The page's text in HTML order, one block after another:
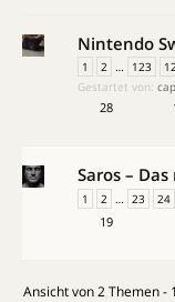
Nintendo
1 2 … 123
Gestartet von:
28
Saros –
1 2 … 23 24
19
Ansicht von 2 Themen -